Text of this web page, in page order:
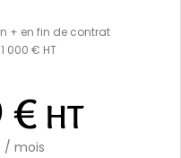
+ en fin de contrat
000 € HT
€ HT
/ mois